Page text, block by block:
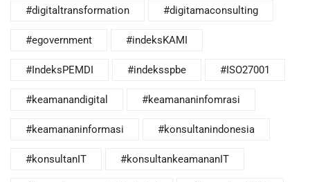
#digitaltransformation #digitamaconsulting
#egovernment #indeksKAMI
#IndeksPEMDI #indeksspbe #ISO27001
#keamanandigital #keamananinfomrasi
#keamananinformasi #konsultanindonesia
#konsultanIT #konsultankeamananIT